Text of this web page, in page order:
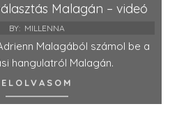
Malagán – videó
BY: MILLENNA
Malagából számol be a
hangulatról Malagán.
ELOLVASOM